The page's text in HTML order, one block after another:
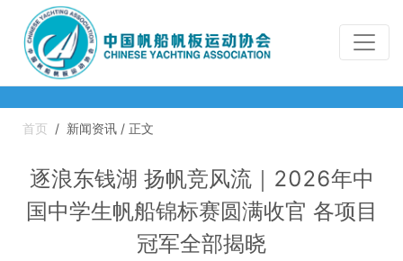
首页 / 新闻资讯 / 正文
逐浪东钱湖 扬帆竞风流｜2026年中
国中学生帆船锦标赛圆满收官 各项目
冠军全部揭晓